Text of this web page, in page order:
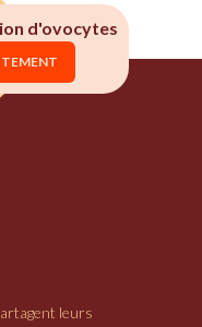
d'ovocytes
leurs